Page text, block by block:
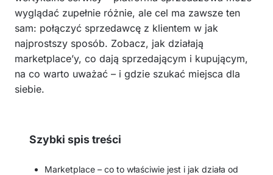
wyglądać zupełnie różnie, ale cel ma zawsze ten
sam: połączyć sprzedawcę z klientem w jak
najprostszy sposób. Zobacz, jak działają
marketplace’y, co dają sprzedającym i kupującym,
na co warto uważać – i gdzie szukać miejsca dla
siebie.
Szybki spis treści
Marketplace – co to właściwie jest i jak działa od